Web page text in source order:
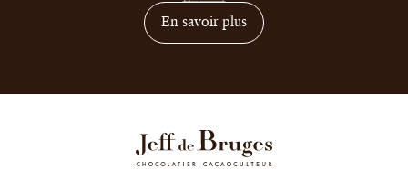
En savoir plussur comment devenir